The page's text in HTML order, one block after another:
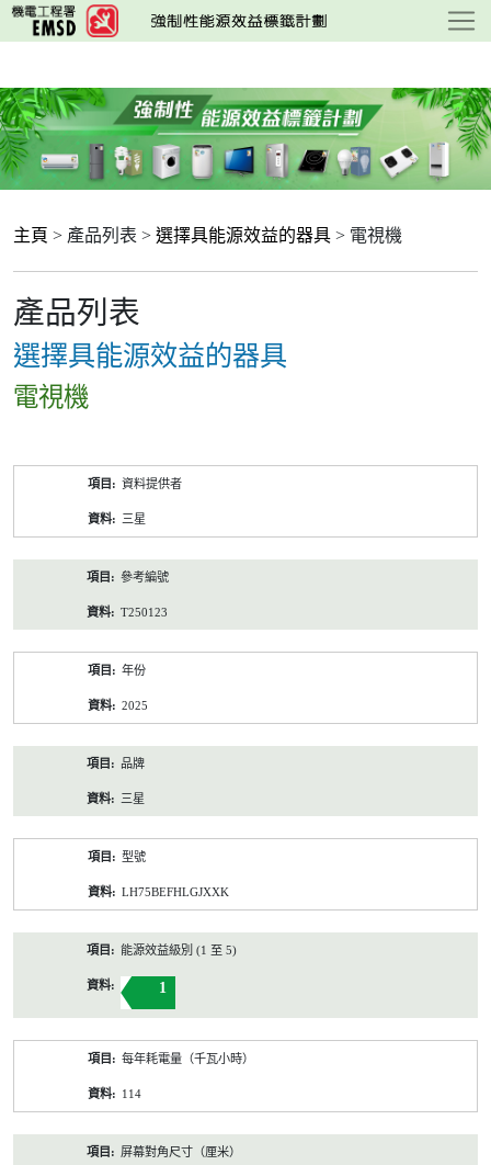
跳
至
要
內
容
主頁 > 產品列表 > 選擇具能源效益的器具 > 電視機
產品列表
選擇具能源效益的器具
電視機
資料提供者
三星
參考編號
T250123
年份
2025
品牌
三星
型號
LH75BEFHLGJXXK
能源效益級別 (1 至 5)
1
每年耗電量（千瓦小時）
114
屏幕對角尺寸（厘米）